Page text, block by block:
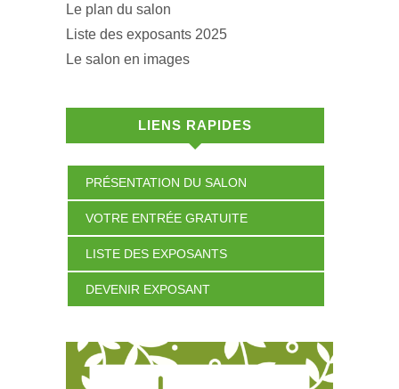
Le plan du salon
Liste des exposants 2025
Le salon en images
LIENS RAPIDES
PRÉSENTATION DU SALON
VOTRE ENTRÉE GRATUITE
LISTE DES EXPOSANTS
DEVENIR EXPOSANT